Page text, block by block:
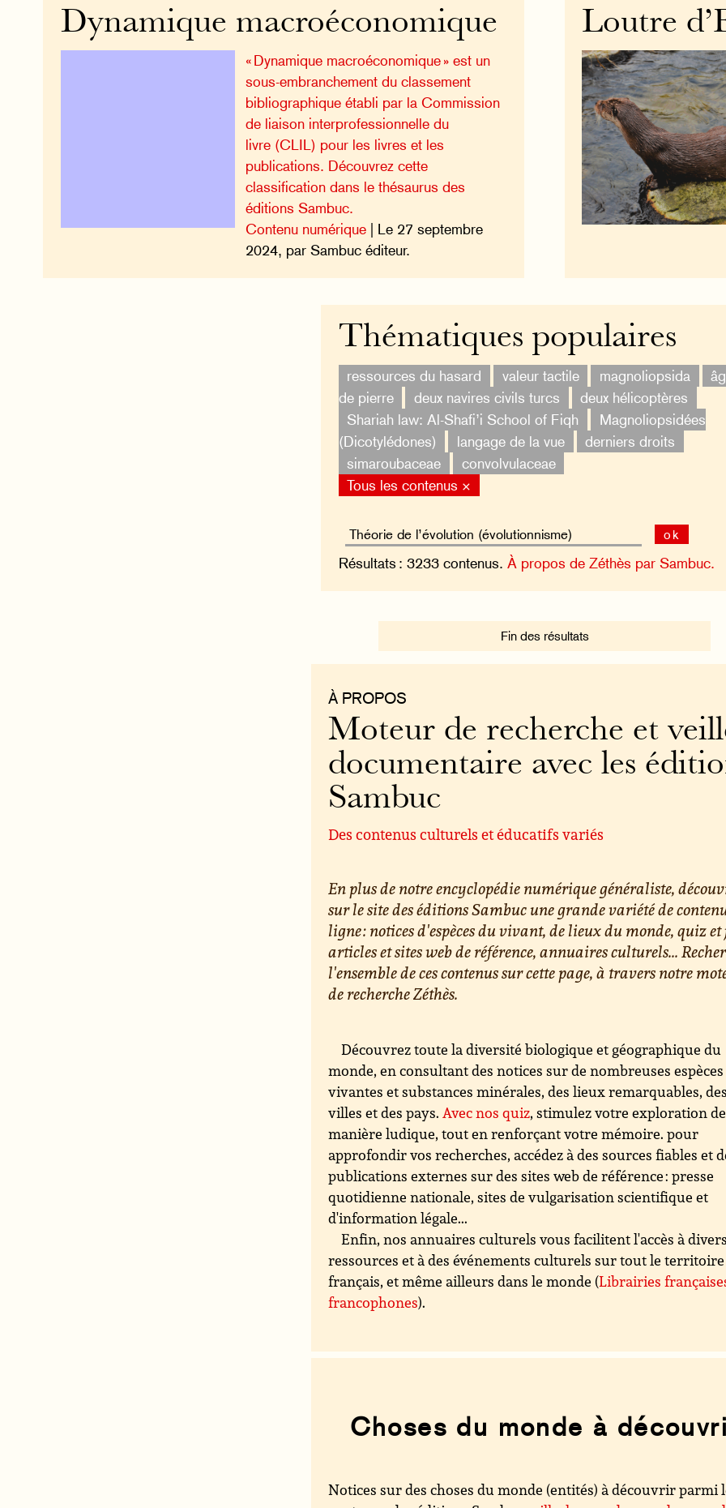
Loutre
Dynamique macroéconomique
« Dynamique macroéconomique » est un
sous-embranchement du classement
bibliographique établi par la Commission
de liaison interprofessionnelle du
livre (CLIL) pour les livres et les
publications. Découvrez cette
classification dans le thésaurus des
éditions Sambuc.
Contenu numérique | Le 27 septembre
2024, par Sambuc éditeur.
Thématiques populaires
ressources du hasard valeur tactile magnoliopsida
de pierre
deux navires civils turcs
deux hélicoptères
Shariah law: Al-Shafi’i School of Fiqh
Magnoliopsidées
(Dicotylédones)
langage de la vue
derniers droits
simaroubaceae
convolvulaceae
Tous les contenus ×
ok
Résultats : 3233 contenus. À propos de Zéthès par Sambuc.
Fin des résultats
À PROPOS
Moteur de recherche et
documentaire avec les
Sambuc
Des contenus culturels et éducatifs variés
En plus de notre encyclopédie numérique généraliste,
sur le site des éditions Sambuc une grande variété de
ligne : notices d'espèces du vivant, de lieux du monde, quiz et
articles et sites web de référence, annuaires culturels...
l'ensemble de ces contenus sur cette page, à travers notre
de recherche Zéthès.
Découvrez toute la diversité biologique et géographique du
monde, en consultant des notices sur de nombreuses espèces
vivantes et substances minérales, des lieux remarquables, des
villes et des pays.Avec nos quiz, stimulez votre exploration de
manière ludique, tout en renforçant votre mémoire. pour
approfondir vos recherches, accédez à des sources fiables et
publications externes sur des sites web de référence : presse
quotidienne nationale, sites de vulgarisation scientifique et
d'information légale...
Enfin, nos annuaires culturels vous facilitent l'accès à
ressources et à des événements culturels sur tout le territoire
français, et même ailleurs dans le monde (Librairies
francophones).
Choses du monde à
Notices sur des choses du monde (entités) à découvrir parmi